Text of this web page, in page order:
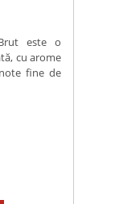
este o
cu arome
fine de